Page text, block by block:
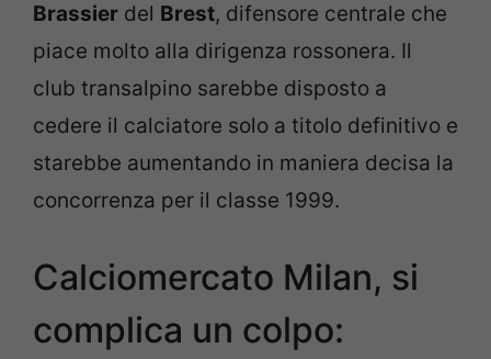
Brassier del Brest, difensore centrale che
piace molto alla dirigenza rossonera. Il
club transalpino sarebbe disposto a
cedere il calciatore solo a titolo definitivo e
starebbe aumentando in maniera decisa la
concorrenza per il classe 1999.
Calciomercato Milan, si
complica un colpo: